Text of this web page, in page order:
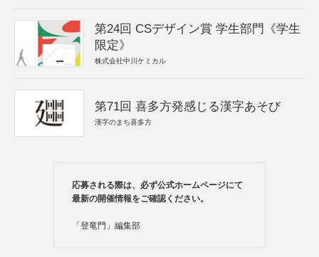
第24回 CSデザイン賞 学生部門《学生
限定》
株式会社中川ケミカル
第71回 喜多方発感じる漢字あそび
漢字のまち喜多方
応募される際は、必ず公式ホームページにて
最新の開催情報をご確認ください。
「登竜門」編集部